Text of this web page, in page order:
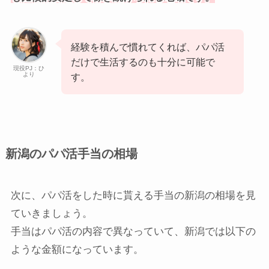
現役PJ：ひ
より
経験を積んで慣れてくれば、パパ活
だけで生活するのも十分に可能で
す。
新潟のパパ活手当の相場
次に、パパ活をした時に貰える手当の新潟の相場を見
ていきましょう。
手当はパパ活の内容で異なっていて、新潟では以下の
ような金額になっています。